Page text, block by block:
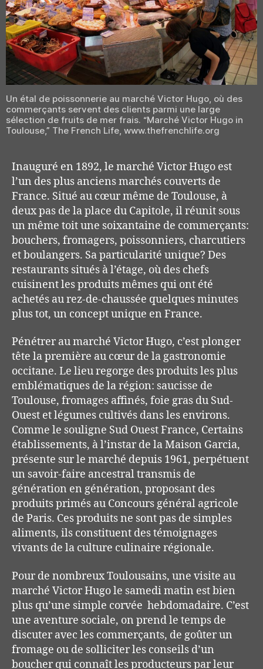
Un étal de poissonnerie au marché Victor Hugo, où des
commerçants servent des clients parmi une large
sélection de fruits de mer frais. “Marché Victor Hugo in
Toulouse,” The French Life, www.thefrenchlife.org
Inauguré en 1892, le marché Victor Hugo est
l’un des plus anciens marchés couverts de
France. Situé au cœur même de Toulouse, à
deux pas de la place du Capitole, il réunit sous
un même toit une soixantaine de commerçants:
bouchers, fromagers, poissonniers, charcutiers
et boulangers. Sa particularité unique? Des
restaurants situés à l’étage, où des chefs
cuisinent les produits mêmes qui ont été
achetés au rez-de-chaussée quelques minutes
plus tot, un concept unique en France.
Pénétrer au marché Victor Hugo, c’est plonger
tête la première au cœur de la gastronomie
occitane. Le lieu regorge des produits les plus
emblématiques de la région: saucisse de
Toulouse, fromages affinés, foie gras du Sud-
Ouest et légumes cultivés dans les environs.
Comme le souligne Sud Ouest France, Certains
établissements, à l’instar de la Maison Garcia,
présente sur le marché depuis 1961, perpétuent
un savoir-faire ancestral transmis de
génération en génération, proposant des
produits primés au Concours général agricole
de Paris. Ces produits ne sont pas de simples
aliments, ils constituent des témoignages
vivants de la culture culinaire régionale.
Pour de nombreux Toulousains, une visite au
marché Victor Hugo le samedi matin est bien
plus qu’une simple corvée hebdomadaire. C’est
une aventure sociale, on prend le temps de
discuter avec les commerçants, de goûter un
fromage ou de solliciter les conseils d’un
boucher qui connaît les producteurs par leur